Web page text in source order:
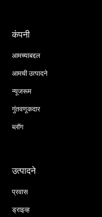
कंपनी
आमच्याबद्दल
आमची उत्पादने
न्यूजरूम
गुंतवणूकदार
ब्लॉग
उत्पादने
प्रवास
ड्राइव्ह